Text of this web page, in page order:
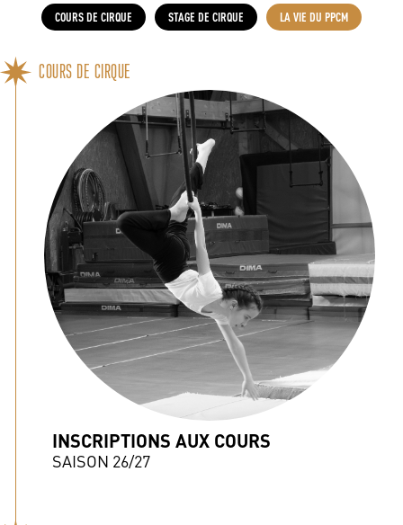
COURS DE CIRQUE STAGE DE CIRQUE LA VIE DU PPCM
COURS DE CIRQUE
INSCRIPTIONS AUX COURS
SAISON 26/27